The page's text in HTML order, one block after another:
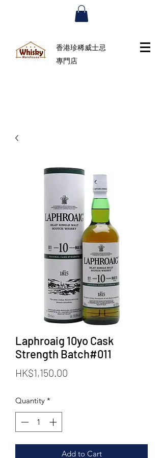
香港珍稀威士忌
專門店
Laphroaig 10yo Cask
Strength Batch#011
HK$1,150.00
Quantity *
Add to Cart